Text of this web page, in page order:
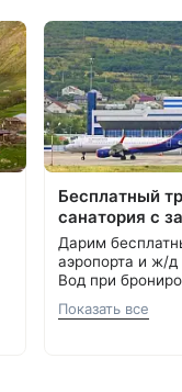
Бесплатный
санатория с
Дарим
аэропорта и ж/
Вод при
000 ₽.
С теплом и
8 800 700-15-77
Показать все